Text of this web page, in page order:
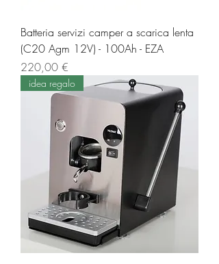
Batteria servizi camper a scarica lenta
(C20 Agm 12V) - 100Ah - EZA
Prezzo
220,00 €
idea regalo